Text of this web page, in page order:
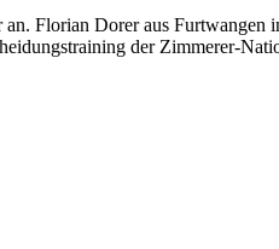
an. Florian Dorer aus Furtwangen
der Zimmerer-